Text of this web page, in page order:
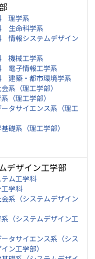
理学系
生命科学系
情報システムデザイン
機械工学系
電子情報工学系
建築・都市環境学系
系（理工学部）
（理工学部）
タサイエンス系（理工
礎系（理工学部）
デザイン工学部
ム工学科
学科
系（システムデザイン
（システムデザイン工
タサイエンス系（シス
ン工学部）